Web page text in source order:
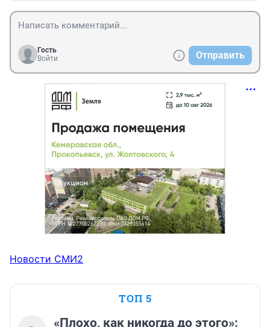
Гость
Войти
Отправить
Новости СМИ2
ТОП 5
«Плохо, как никогда до этого»: